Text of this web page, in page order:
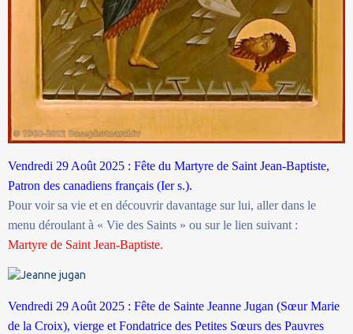
Vendredi 29 Août 2025 : Fête du Martyre de Saint Jean-Baptiste,
Patron des canadiens français (Ier s.).
Pour voir sa vie et en découvrir davantage sur lui, aller dans le
menu déroulant à « Vie des Saints » ou sur le lien suivant :
Martyre de Saint Jean-Baptiste.
Vendredi 29 Août 2025 : Fête de Sainte Jeanne Jugan (Sœur Marie
de la Croix), vierge et Fondatrice des Petites Sœurs des Pauvres